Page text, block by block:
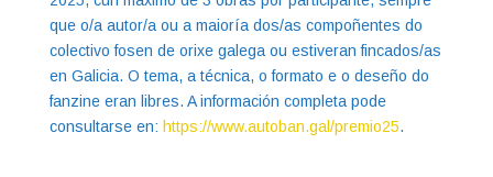
que o/a autor/a ou a maioría dos/as compoñentes do
colectivo fosen de orixe galega ou estiveran fincados/as
en Galicia. O tema, a técnica, o formato e o deseño do
fanzine eran libres. A información completa pode
consultarse en: https://www.autoban.gal/premio25.